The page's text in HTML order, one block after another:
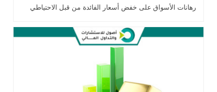
رهانات الأسواق على خفض أسعار الفائدة من قبل الاحتياطي